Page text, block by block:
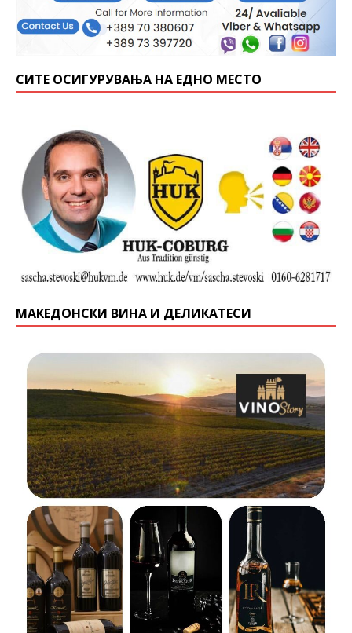
СИТЕ ОСИГУРУВАЊА НА ЕДНО МЕСТО
МАКЕДОНСКИ ВИНА И ДЕЛИКАТЕСИ